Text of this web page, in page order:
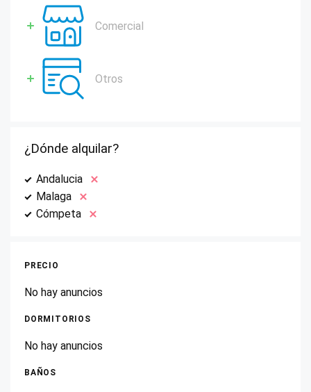
Comercial
Otros
¿Dónde alquilar?
Andalucia
Malaga
Cómpeta
PRECIO
No hay anuncios
DORMITORIOS
No hay anuncios
BAÑOS